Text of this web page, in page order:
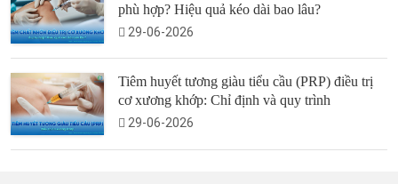
phù hợp? Hiệu quả kéo dài bao lâu?
29-06-2026
Tiêm huyết tương giàu tiểu cầu (PRP) điều trị
cơ xương khớp: Chỉ định và quy trình
29-06-2026